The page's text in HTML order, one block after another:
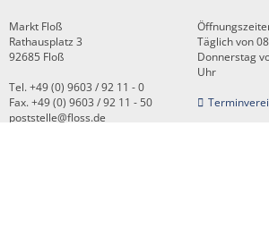
Markt Floß
Rathausplatz 3
92685 Floß
Tel. +49 (0) 9603 / 92 11 - 0
Fax. +49 (0) 9603 / 92 11 - 50
poststelle@floss.de
Täglich von
Donnerstag
Uhr